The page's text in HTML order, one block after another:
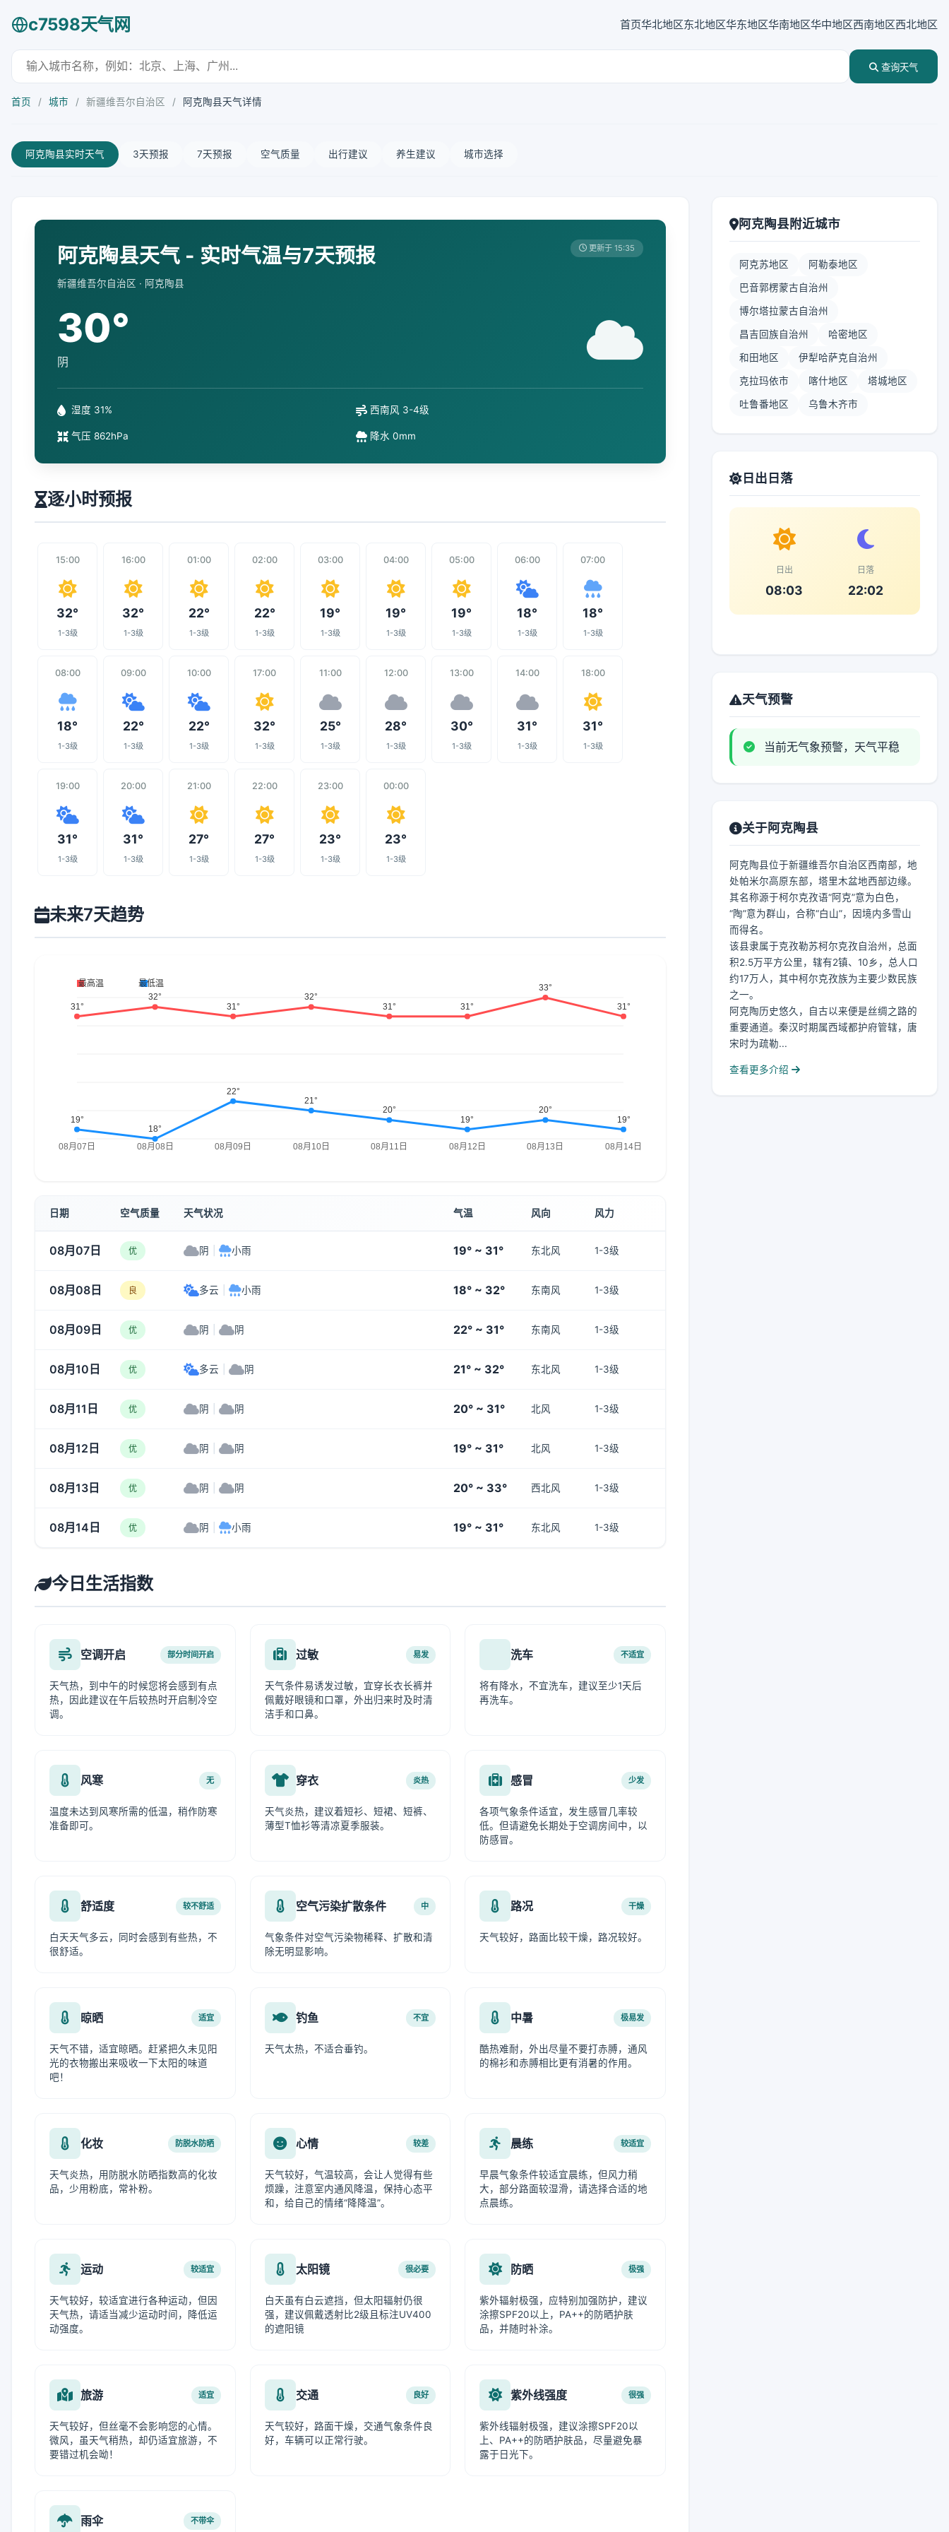
c7598天气网 首页华北地区东北地区华东地区华南地区华中地区西南地区西北地区
查询天气
首页 / 城市 / 新疆维吾尔自治区 / 阿克陶县天气详情
阿克陶县实时天气 3天预报 7天预报 空气质量 出行建议 养生建议 城市选择
阿克陶县天气 - 实时气温与7天预报
新疆维吾尔自治区 · 阿克陶县
更新于 15:35
30°
阴
湿度 31% 西南风 3-4级
气压 862hPa 降水 0mm
逐小时预报
15:00
32°
1-3级
16:00
32°
1-3级
01:00
22°
1-3级
02:00
22°
1-3级
03:00
19°
1-3级
04:00
19°
1-3级
05:00
19°
1-3级
06:00
18°
1-3级
07:00
18°
1-3级
08:00
18°
1-3级
09:00
22°
1-3级
10:00
22°
1-3级
17:00
32°
1-3级
11:00
25°
1-3级
12:00
28°
1-3级
13:00
30°
1-3级
14:00
31°
1-3级
18:00
31°
1-3级
19:00
31°
1-3级
20:00
31°
1-3级
21:00
27°
1-3级
22:00
27°
1-3级
23:00
23°
1-3级
00:00
23°
1-3级
未来7天趋势
日期 空气质量 天气状况 气温 风向 风力
08月07日 优 阴 小雨 19° ~ 31° 东北风 1-3级
08月08日 良 多云 小雨 18° ~ 32° 东南风 1-3级
08月09日 优 阴 阴 22° ~ 31° 东南风 1-3级
08月10日 优 多云 阴 21° ~ 32° 东北风 1-3级
08月11日 优 阴 阴 20° ~ 31° 北风 1-3级
08月12日 优 阴 阴 19° ~ 31° 北风 1-3级
08月13日 优 阴 阴 20° ~ 33° 西北风 1-3级
08月14日 优 阴 小雨 19° ~ 31° 东北风 1-3级
今日生活指数
空调开启 部分时间开启
天气热，到中午的时候您将会感到有点
热，因此建议在午后较热时开启制冷空
调。
过敏 易发
天气条件易诱发过敏，宜穿长衣长裤并
佩戴好眼镜和口罩，外出归来时及时清
洁手和口鼻。
洗车 不适宜
将有降水，不宜洗车，建议至少1天后
再洗车。
风寒 无
温度未达到风寒所需的低温，稍作防寒
准备即可。
穿衣 炎热
天气炎热，建议着短衫、短裙、短裤、
薄型T恤衫等清凉夏季服装。
感冒 少发
各项气象条件适宜，发生感冒几率较
低。但请避免长期处于空调房间中，以
防感冒。
舒适度 较不舒适
白天天气多云，同时会感到有些热，不
很舒适。
空气污染扩散条件 中
气象条件对空气污染物稀释、扩散和清
除无明显影响。
路况 干燥
天气较好，路面比较干燥，路况较好。
晾晒 适宜
天气不错，适宜晾晒。赶紧把久未见阳
光的衣物搬出来吸收一下太阳的味道
吧！
钓鱼 不宜
天气太热，不适合垂钓。
中暑 极易发
酷热难耐，外出尽量不要打赤膊，通风
的棉衫和赤膊相比更有消暑的作用。
化妆 防脱水防晒
天气炎热，用防脱水防晒指数高的化妆
品，少用粉底，常补粉。
心情 较差
天气较好，气温较高，会让人觉得有些
烦躁，注意室内通风降温，保持心态平
和，给自己的情绪“降降温”。
晨练 较适宜
早晨气象条件较适宜晨练，但风力稍
大，部分路面较湿滑，请选择合适的地
点晨练。
运动 较适宜
天气较好，较适宜进行各种运动，但因
天气热，请适当减少运动时间，降低运
动强度。
太阳镜 很必要
白天虽有白云遮挡，但太阳辐射仍很
强，建议佩戴透射比2级且标注UV400
的遮阳镜
防晒 极强
紫外辐射极强，应特别加强防护，建议
涂擦SPF20以上，PA++的防晒护肤
品，并随时补涂。
旅游 适宜
天气较好，但丝毫不会影响您的心情。
微风，虽天气稍热，却仍适宜旅游，不
要错过机会呦！
交通 良好
天气较好，路面干燥，交通气象条件良
好，车辆可以正常行驶。
紫外线强度 很强
紫外线辐射极强，建议涂擦SPF20以
上、PA++的防晒护肤品，尽量避免暴
露于日光下。
雨伞 不带伞
阿克陶县附近城市
阿克苏地区 阿勒泰地区
巴音郭楞蒙古自治州
博尔塔拉蒙古自治州
昌吉回族自治州 哈密地区
和田地区 伊犁哈萨克自治州
克拉玛依市 喀什地区 塔城地区
吐鲁番地区 乌鲁木齐市
日出日落
日出
08:03
日落
22:02
天气预警
当前无气象预警，天气平稳
关于阿克陶县
阿克陶县位于新疆维吾尔自治区西南部，地
处帕米尔高原东部，塔里木盆地西部边缘。
其名称源于柯尔克孜语“阿克”意为白色，
“陶”意为群山，合称“白山”，因境内多雪山
而得名。
该县隶属于克孜勒苏柯尔克孜自治州，总面
积2.5万平方公里，辖有2镇、10乡，总人口
约17万人，其中柯尔克孜族为主要少数民族
之一。
阿克陶历史悠久，自古以来便是丝绸之路的
重要通道。秦汉时期属西域都护府管辖，唐
宋时为疏勒...
查看更多介绍